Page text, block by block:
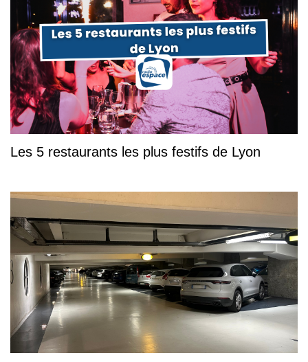
Les 5 restaurants les plus festifs de Lyon